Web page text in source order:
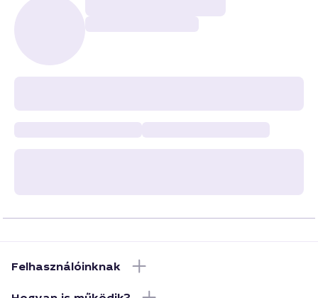
Felhasználóinknak